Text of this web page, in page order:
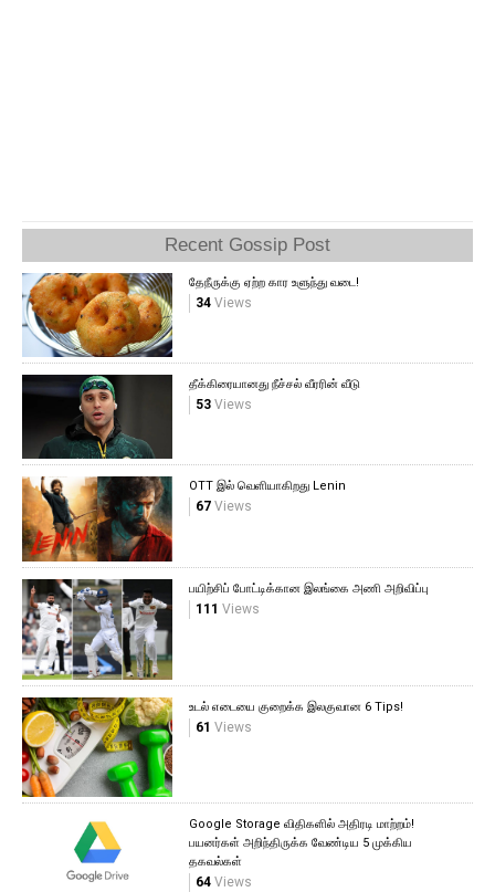
Recent Gossip Post
தேநீருக்கு ஏற்ற கார உளுந்து வடை!
34Views
தீக்கிரையானது நீச்சல் வீரரின் வீடு
53Views
OTT இல் வெளியாகிறது Lenin
67Views
பயிற்சிப் போட்டிக்கான இலங்கை அணி அறிவிப்பு
111 Views
உடல் எடையை குறைக்க இலகுவான 6 Tips!
61 Views
Google Storage விதிகளில் அதிரடி மாற்றம்!
பயனர்கள் அறிந்திருக்க வேண்டிய 5 முக்கிய
தகவல்கள்
64Views